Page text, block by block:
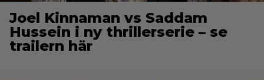
Joel Kinnaman vs Saddam
Hussein i ny thrillerserie – se
trailern här